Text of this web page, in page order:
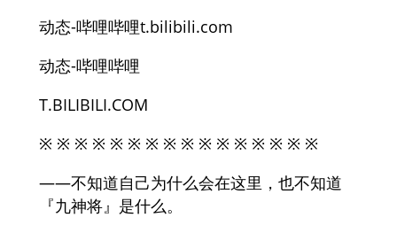
动态-哔哩哔哩t.bilibili.com
动态-哔哩哔哩
T.BILIBILI.COM
※ ※ ※ ※ ※ ※ ※ ※ ※ ※ ※ ※ ※ ※ ※ ※
——不知道自己为什么会在这里，也不知道
『九神将』是什么。